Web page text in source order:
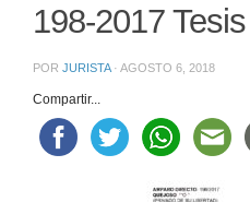
198-2017
POR JURISTA · AGOSTO 6, 2018
Compartir...